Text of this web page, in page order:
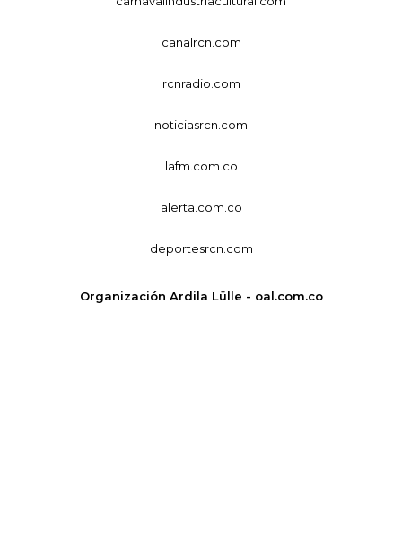
canalrcn.com
rcnradio.com
noticiasrcn.com
lafm.com.co
alerta.com.co
deportesrcn.com
Organización Ardila Lülle - oal.com.co